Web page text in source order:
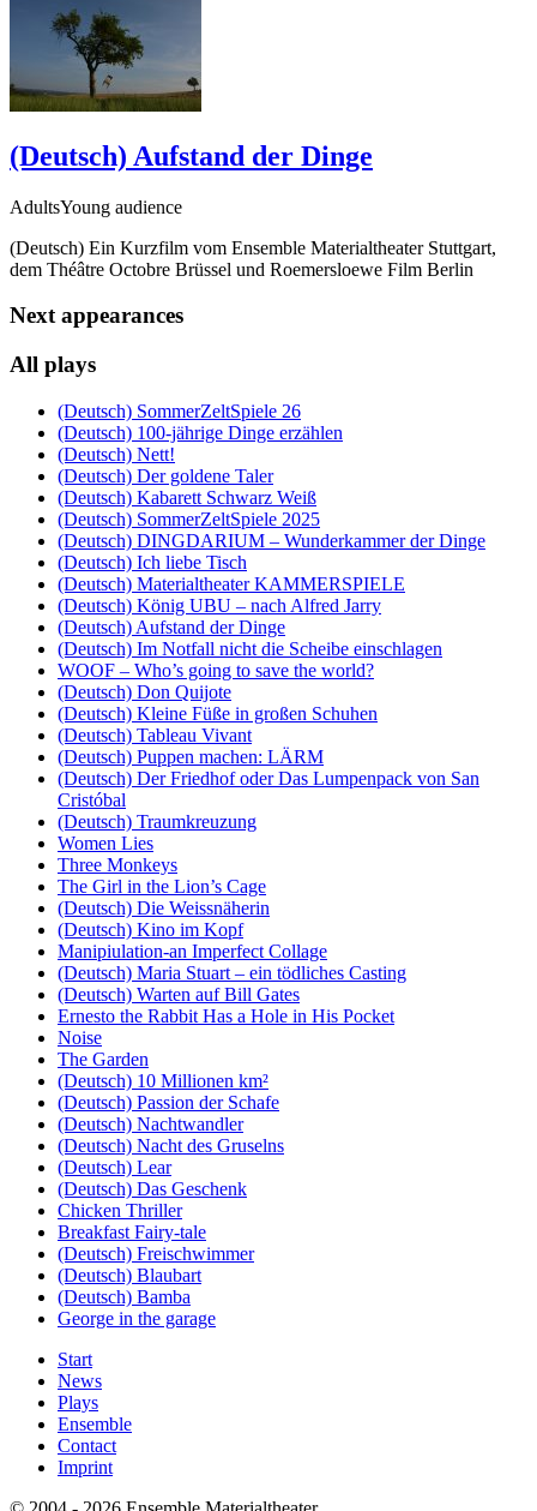
(Deutsch) Aufstand der Dinge
AdultsYoung audience
(Deutsch) Ein Kurzfilm vom Ensemble Materialtheater Stuttgart,
dem Théâtre Octobre Brüssel und Roemersloewe Film Berlin
Next appearances
All plays
(Deutsch) SommerZeltSpiele 26
(Deutsch) 100-jährige Dinge erzählen
(Deutsch) Nett!
(Deutsch) Der goldene Taler
(Deutsch) Kabarett Schwarz Weiß
(Deutsch) SommerZeltSpiele 2025
(Deutsch) DINGDARIUM – Wunderkammer der Dinge
(Deutsch) Ich liebe Tisch
(Deutsch) Materialtheater KAMMERSPIELE
(Deutsch) König UBU – nach Alfred Jarry
(Deutsch) Aufstand der Dinge
(Deutsch) Im Notfall nicht die Scheibe einschlagen
WOOF – Who’s going to save the world?
(Deutsch) Don Quijote
(Deutsch) Kleine Füße in großen Schuhen
(Deutsch) Tableau Vivant
(Deutsch) Puppen machen: LÄRM
(Deutsch) Der Friedhof oder Das Lumpenpack von San
Cristóbal
(Deutsch) Traumkreuzung
Women Lies
Three Monkeys
The Girl in the Lion’s Cage
(Deutsch) Die Weissnäherin
(Deutsch) Kino im Kopf
Manipiulation-an Imperfect Collage
(Deutsch) Maria Stuart – ein tödliches Casting
(Deutsch) Warten auf Bill Gates
Ernesto the Rabbit Has a Hole in His Pocket
Noise
The Garden
(Deutsch) 10 Millionen km²
(Deutsch) Passion der Schafe
(Deutsch) Nachtwandler
(Deutsch) Nacht des Gruselns
(Deutsch) Lear
(Deutsch) Das Geschenk
Chicken Thriller
Breakfast Fairy-tale
(Deutsch) Freischwimmer
(Deutsch) Blaubart
(Deutsch) Bamba
George in the garage
Start
News
Plays
Ensemble
Contact
Imprint